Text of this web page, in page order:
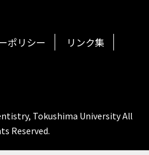
ポリシー
リンク集
Tokushima University All
Reserved.